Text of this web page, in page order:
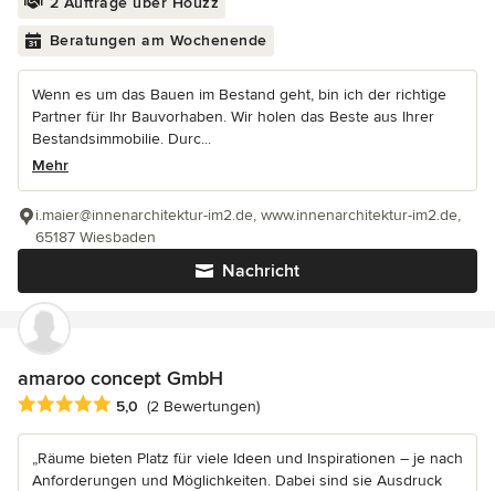
Beratungen am Wochenende
Wenn es um das Bauen im Bestand geht, bin ich der richtige
Partner für Ihr Bauvorhaben. Wir holen das Beste aus Ihrer
Bestandsimmobilie. Durc...
Mehr
Nachricht
i.maier@innenarchitektur-im2.de, www.innenarchitektur-im2.de,
65187 Wiesbaden
amaroo concept GmbH
Durchschnittliche Bewertung: 5 von 5 Sternen
5,0 (2 Bewertungen)
„Räume bieten Platz für viele Ideen und Inspirationen – je nach
Anforderungen und Möglichkeiten. Dabei sind sie Ausdruck